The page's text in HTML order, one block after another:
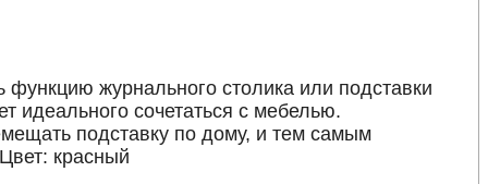
журнального столика или подставки
идеального сочетаться с мебелью.
подставку по дому, и тем самым
красный